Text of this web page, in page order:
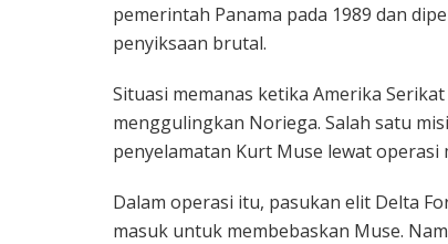
pemerintah Panama pada 1989 dan
penyiksaan brutal.
Situasi memanas ketika Amerika
menggulingkan Noriega. Salah satu
penyelamatan Kurt Muse lewat
Dalam operasi itu, pasukan elit Delta
masuk untuk membebaskan Muse.